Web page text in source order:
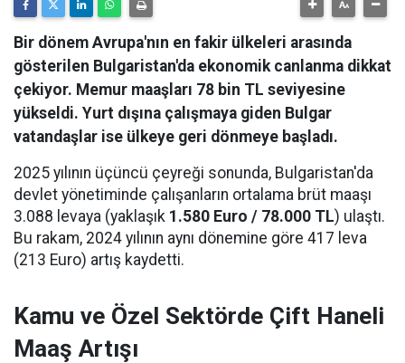
Bir dönem Avrupa'nın en fakir ülkeleri arasında
gösterilen Bulgaristan'da ekonomik canlanma dikkat
çekiyor. Memur maaşları 78 bin TL seviyesine
yükseldi. Yurt dışına çalışmaya giden Bulgar
vatandaşlar ise ülkeye geri dönmeye başladı.
2025 yılının üçüncü çeyreği sonunda, Bulgaristan'da
devlet yönetiminde çalışanların ortalama brüt maaşı
3.088 levaya (yaklaşık 1.580 Euro / 78.000 TL) ulaştı.
Bu rakam, 2024 yılının aynı dönemine göre 417 leva
(213 Euro) artış kaydetti.
Kamu ve Özel Sektörde Çift Haneli
Maaş Artışı